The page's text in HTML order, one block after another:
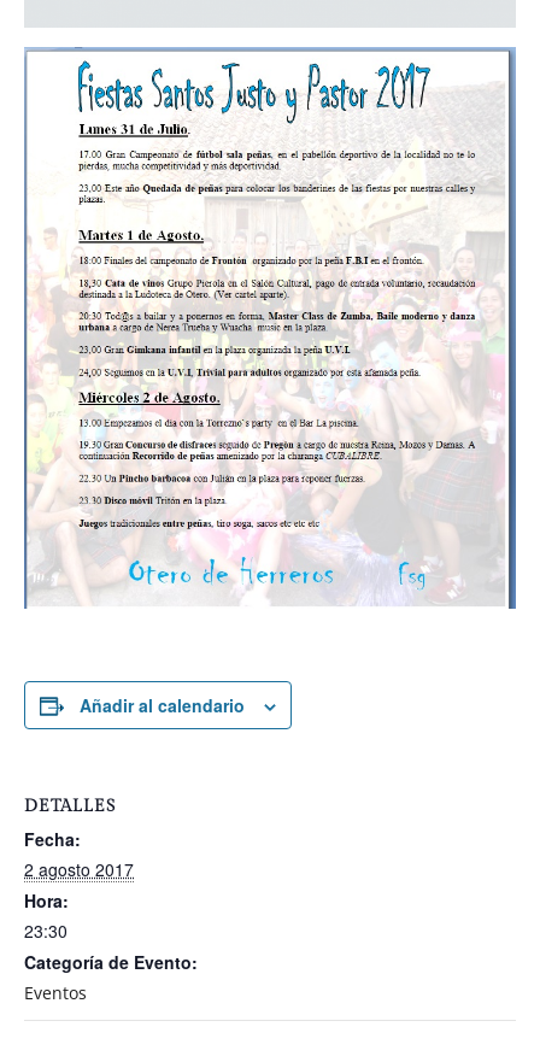
Añadir al calendario
DETALLES
Fecha:
2 agosto 2017
Hora:
23:30
Categoría de Evento:
Eventos